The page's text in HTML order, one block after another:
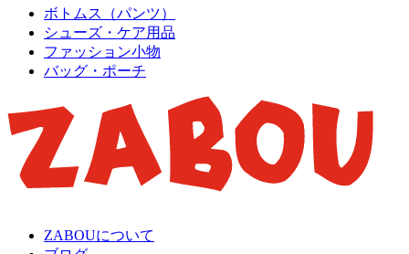
ボトムス（パンツ）
シューズ・ケア用品
ファッション小物
バッグ・ポーチ
ZABOUについて